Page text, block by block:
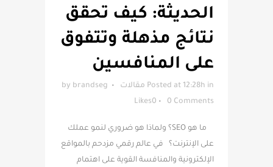
الحديثة: كيف تحقق
نتائج مذهلة وتتفوق
على المنافسين
Posted at 12:28h in مقالات by brandseg
0 Comments
0
Likes
ما هو SEO؟ ولماذا هو ضروري لنمو عملك
على الإنترنت؟ في عالم رقمي مزدحم بالمواقع
الإلكترونية والمنافسة القوية على اهتمام